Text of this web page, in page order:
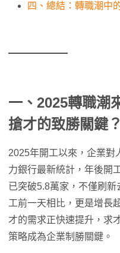
四、總結：轉職潮中
一、2025轉職潮
搶才的致勝關鍵？
2025年開工以來，企業對
力銀行最新統計，年後開
已突破5.8萬家，不僅刷
工前一天相比，更是增長
才的需求正快速提升，求
策略成為企業制勝關鍵。